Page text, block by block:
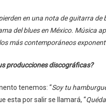
en una nota de guitarra
del blues en México. Música
más contemporáneos
producciones discográficas?
tenemos: “Soy tu
esta por salir se llamará, “